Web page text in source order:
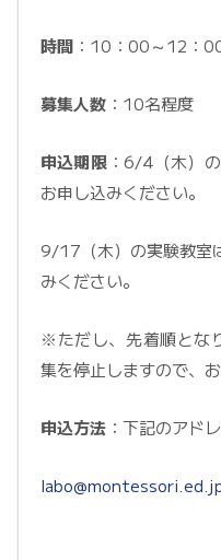
時間 ：10：00～12：
募集人数 ：10名程度
申込期限：6/4（木）
お申し込みください。
9/17（木）の実験教室
みください。
※ただし、先着順とな
集を停止しますので、
申込方法 ：下記のアド